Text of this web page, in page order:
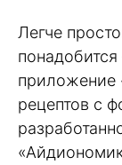
Легче
приложение
рецептов с